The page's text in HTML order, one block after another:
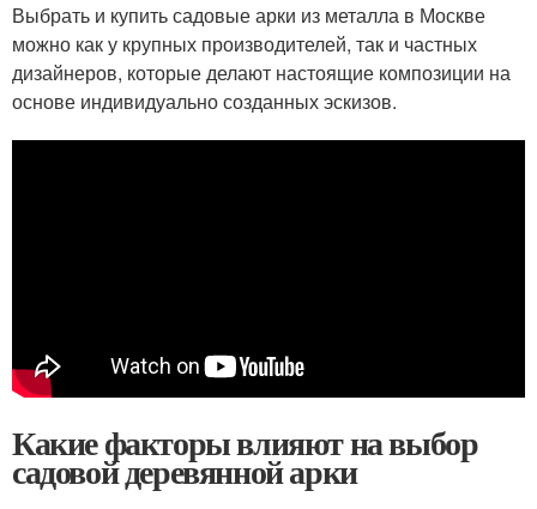
Выбрать и купить садовые арки из металла в Москве
можно как у крупных производителей, так и частных
дизайнеров, которые делают настоящие композиции на
основе индивидуально созданных эскизов.
Какие факторы влияют на выбор
садовой деревянной арки